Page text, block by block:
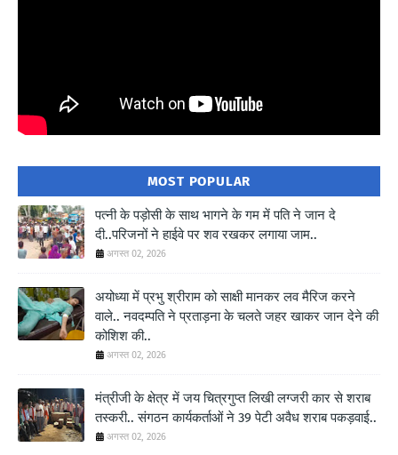
MOST POPULAR
पत्नी के पड़ोसी के साथ भागने के गम में पति ने जान दे
दी..परिजनों ने हाईवे पर शव रखकर लगाया जाम..
अगस्त 02, 2026
अयोध्या में प्रभु श्रीराम को साक्षी मानकर लव मैरिज करने
वाले.. नवदम्पति ने प्रताड़ना के चलते जहर खाकर जान देने की
कोशिश की..
अगस्त 02, 2026
मंत्रीजी के क्षेत्र में जय चित्रगुप्त लिखी लग्जरी कार से शराब
तस्करी.. संगठन कार्यकर्ताओं ने 39 पेटी अवैध शराब पकड़वाई..
अगस्त 02, 2026